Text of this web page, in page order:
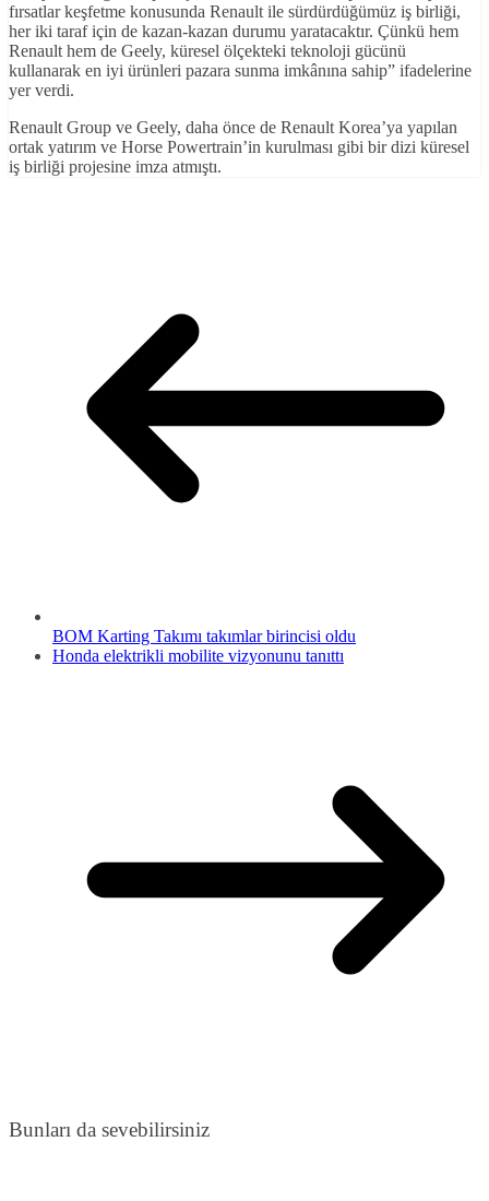
fırsatlar keşfetme konusunda Renault ile sürdürdüğümüz iş birliği,
her iki taraf için de kazan-kazan durumu yaratacaktır. Çünkü hem
Renault hem de Geely, küresel ölçekteki teknoloji gücünü
kullanarak en iyi ürünleri pazara sunma imkânına sahip” ifadelerine
yer verdi.
Renault Group ve Geely, daha önce de Renault Korea’ya yapılan
ortak yatırım ve Horse Powertrain’in kurulması gibi bir dizi küresel
iş birliği projesine imza atmıştı.
BOM Karting Takımı takımlar birincisi oldu
Honda elektrikli mobilite vizyonunu tanıttı
Bunları da sevebilirsiniz